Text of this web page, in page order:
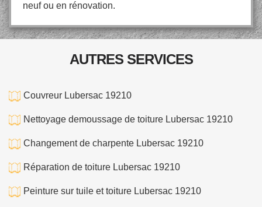
neuf ou en rénovation.
AUTRES SERVICES
Couvreur Lubersac 19210
Nettoyage demoussage de toiture Lubersac 19210
Changement de charpente Lubersac 19210
Réparation de toiture Lubersac 19210
Peinture sur tuile et toiture Lubersac 19210